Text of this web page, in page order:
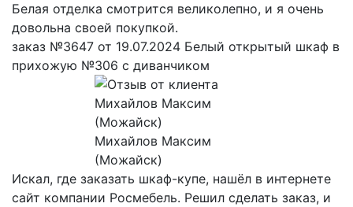
Белая отделка смотрится великолепно, и я очень
довольна своей покупкой.
заказ №3647 от 19.07.2024 Белый открытый шкаф в
прихожую №306 с диванчиком
Михайлов Максим
(Можайск)
Искал, где заказать шкаф-купе, нашёл в интернете
сайт компании Росмебель. Решил сделать заказ, и